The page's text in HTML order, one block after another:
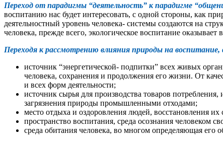
Переход от парадигмы “деятельность” к парадигме
воспитанию нас будет интересовать, с одной стороны, как
деятельностный уровень человека- системы создаются на
человека, прежде всего, экологическое воспитание оказывает
Переходя к рассмотрению влияния природы на
источник “энергетической- подпитки” всех живых
человека, сохранения и продолжения его жизни. От
и всех форм деятельности;
источник сырья для производства товаров потребления,
загрязнения природы промышленными отходами;
место отдыха и оздоровления людей, восстановления их
пространство воспитания, среда осознания человеком
среда обитания человека, во многом определяющая его